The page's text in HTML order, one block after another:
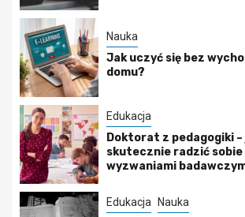
Nauka
Jak uczyć się bez
domu?
Edukacja
Doktorat z pedagogiki –
skutecznie radzić sobie
wyzwaniami
Edukacja Nauka